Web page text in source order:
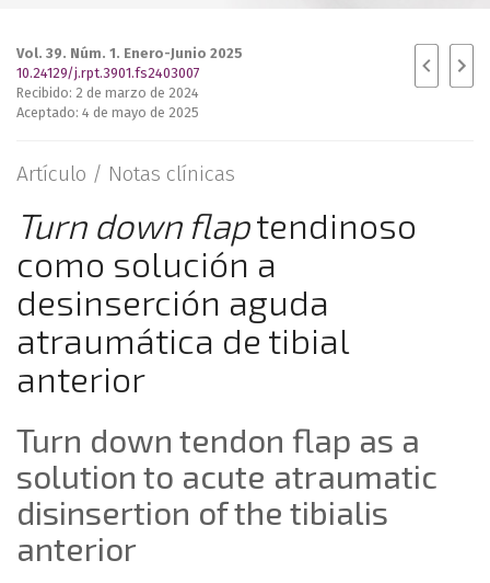
Vol. 39. Núm. 1. Enero-Junio 2025
10.24129/j.rpt.3901.fs2403007
Recibido: 2 de marzo de 2024
Aceptado: 4 de mayo de 2025
Artículo / Notas clínicas
Turn down flaptendinoso
como solución a
desinserción aguda
atraumática de tibial
anterior
Turn down tendon flap as a
solution to acute atraumatic
disinsertion of the tibialis
anterior